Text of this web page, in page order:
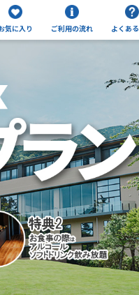
気に入り ご利用の流れ よくあ